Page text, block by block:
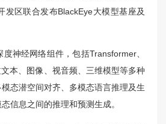
发区联合发布BlackEye大模型基座及
神经网络组件，包括Transformer、
本、图像、视音频、三维模型等多种
态潜空间对齐、多模态语言推理及生
信息之间的推理和预测生成。